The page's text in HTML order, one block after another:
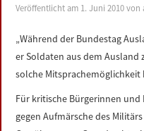
ZUR PERSON
LINKS
Veröffentlicht am 1. Juni 2010 von
„Während der Bundestag
er Soldaten aus dem
solche Mitsprachemöglichkeit
Für kritische Bürgerinnen
gegen Aufmärsche des